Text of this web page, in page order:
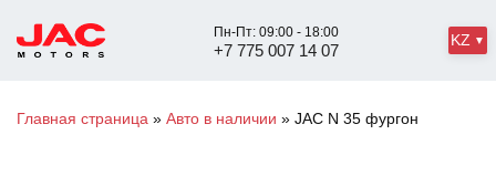
Пн-Пт: 09:00 - 18:00
+7 775 007 14 07
KZ
Главная страница » Авто в наличии » JAC N 35 фургон